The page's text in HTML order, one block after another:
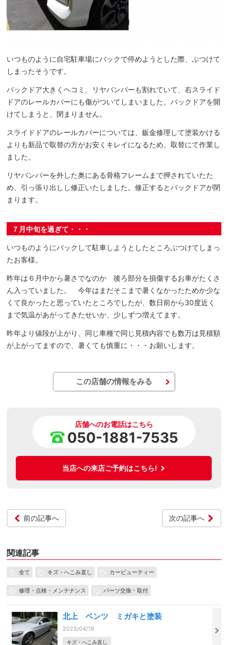
いつものように自宅駐車場にバックで停めようとした際、ぶつけて
しまったそうです。
バックドア大きくヘコミ、リヤバンパーも割れていて、右スライド
ドアのレールカバーにも傷がついてしまいました。バックドアを開
けてしまうと、閉まりません。
スライドドアのレールカバーについては、鈑金修理して塗装かける
よりも新品で取替の方がお安くキレイになるため、取替にて作業し
ました。
リヤバンパーを外した奥にある骨格フレームまで押されていたた
め、引っ張り出しし修正いたしました。修正するとバックドアが閉
まります。
７月中旬を過ぎて・・・
いつものようにバックして駐車しようとしたところぶつけてしまっ
たお客様。
昨年は６月中から暑さでなのか 後ろ部分を損傷するお車がたくさ
ん入っていました。 今年はまだそこまで暑くなかったためか少な
くて良かったと思っていたところでしたが、数日前から30度近く
まで気温があがってきたせいか、少しずつ増えてます。
昨年より値段が上がり、同じ車種で同じ見積内容でも数万は見積額
が上がってますので、暑くても慎重に・・・お願いします。
この店舗の情報をみる
店舗へのお電話はこちら
050-1881-7535
当店への来店ご予約はこちら!
前の記事へ 次の記事へ
関連記事
全て キズ・へこみ直し カービューティー
修理・点検・メンテナンス パーツ交換・取付
北上 ベンツ ミガキと塗装
2023/04/19
キズ・へこみ直し